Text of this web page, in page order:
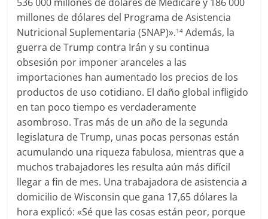
millones de dólares del Programa de Asistencia
Nutricional Suplementaria (SNAP)».14 Además, la
guerra de Trump contra Irán y su continua
obsesión por imponer aranceles a las
importaciones han aumentado los precios de los
productos de uso cotidiano. El daño global infligido
en tan poco tiempo es verdaderamente
asombroso. Tras más de un año de la segunda
legislatura de Trump, unas pocas personas están
acumulando una riqueza fabulosa, mientras que a
muchos trabajadores les resulta aún más difícil
llegar a fin de mes. Una trabajadora de asistencia a
domicilio de Wisconsin que gana 17,65 dólares la
hora explicó: «Sé que las cosas están peor, porque